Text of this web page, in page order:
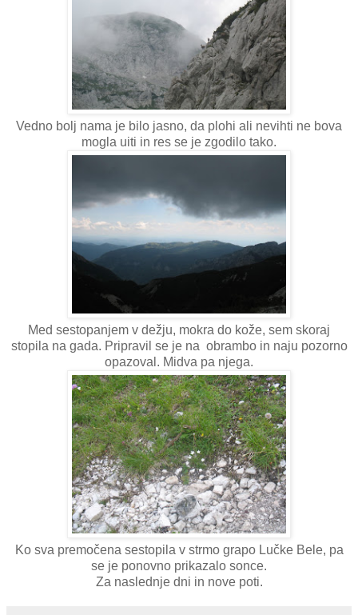
Vedno bolj nama je bilo jasno, da plohi ali nevihti ne bova
mogla uiti in res se je zgodilo tako.
Med sestopanjem v dežju, mokra do kože, sem skoraj
stopila na gada. Pripravil se je na obrambo in naju pozorno
opazoval. Midva pa njega.
Ko sva premočena sestopila v strmo grapo Lučke Bele, pa
se je ponovno prikazalo sonce.
Za naslednje dni in nove poti.